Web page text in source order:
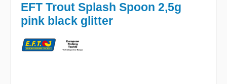
EFT Trout Splash Spoon 2,5g
pink black glitter